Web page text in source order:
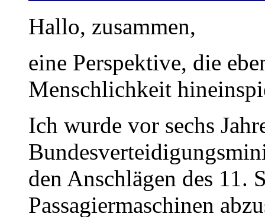
Hallo, zusammen,
eine Perspektive, die
Menschlichkeit
Ich wurde vor sechs
den Anschlägen des 11.
Passagiermaschinen